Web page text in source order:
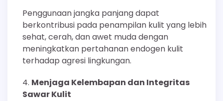
Penggunaan jangka panjang dapat
berkontribusi pada penampilan kulit yang lebih
sehat, cerah, dan awet muda dengan
meningkatkan pertahanan endogen kulit
terhadap agresi lingkungan.
Menjaga Kelembapan dan Integritas
Sawar Kulit